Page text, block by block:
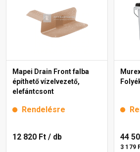
Mapei Drain Front falba
építhető vízelvezető,
elefántcsont
Rendelésre
12 820 Ft / db 44
3 179